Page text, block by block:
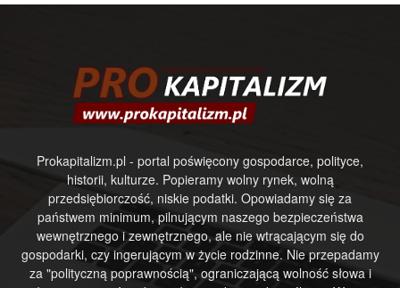
Prokapitalizm.pl - portal poświęcony gospodarce, polityce,
historii, kulturze. Popieramy wolny rynek, wolną
przedsiębiorczość, niskie podatki. Opowiadamy się za
państwem minimum, pilnującym naszego bezpieczeństwa
wewnętrznego i zewnętrznego, ale nie wtrącającym się do
gospodarki, czy ingerującym w życie rodzinne. Nie przepadamy
za "polityczną poprawnością", ograniczającą wolność słowa i